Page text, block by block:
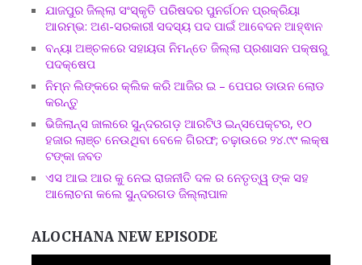
ଯାଜପୁର ଜିଲ୍ଲା ସଂସ୍କୃତି ପରିଷଦର ପୁନର୍ଗଠନ ପ୍ରକ୍ରିୟା
ଆରମ୍ଭ: ଅଣ-ସରକାରୀ ସଦସ୍ୟ ପଦ ପାଇଁ ଆବେଦନ ଆହ୍ଵାନ
ବନ୍ୟା ଅଞ୍ଚଳରେ ସହାୟତା ନିମନ୍ତେ ଜିଲ୍ଲା ପ୍ରଶାସନ ପକ୍ଷରୁ
ପଦକ୍ଷେପ
ନିମ୍ନ ଲିଙ୍କରେ କ୍ଲିକ କରି ଆଜିର ଇ – ପେପର ଡାଉନ ଲୋଡ
କରନ୍ତୁ
ଭିଜିଲାନ୍ସ ଜାଲରେ ସୁନ୍ଦରଗଡ଼ ଆରଟିଓ ଇନ୍ସପେକ୍ଟର, ୧୦
ହଜାର ଲାଞ୍ଚ ନେଉଥିବା ବେଳେ ଗିରଫ; ଚଢ଼ାଉରେ ୨୪.୯୯ ଲକ୍ଷ
ଟଙ୍କା ଜବତ
ଏସ ଆଇ ଆର କୁ ନେଇ ରାଜନୀତି ଦଳ ର ନେତୃତ୍ୱ ଙ୍କ ସହ
ଆଲୋଚନା କଲେ ସୁନ୍ଦରଗଡ ଜିଲ୍ଲାପାଳ
ALOCHANA NEW EPISODE